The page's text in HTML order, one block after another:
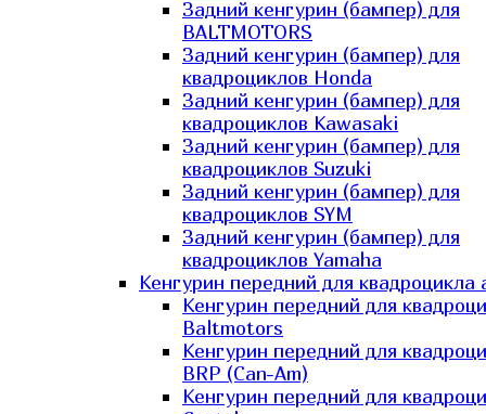
Задний кенгурин (бампер) для
BALTMOTORS
Задний кенгурин (бампер) для
квадроциклов Honda
Задний кенгурин (бампер) для
квадроциклов Kawasaki
Задний кенгурин (бампер) для
квадроциклов Suzuki
Задний кенгурин (бампер) для
квадроциклов SYM
Задний кенгурин (бампер) для
квадроциклов Yamaha
Кенгурин передний для квадроцикла
Кенгурин передний для
Baltmotors
Кенгурин передний для
BRP (Can-Am)
Кенгурин передний для